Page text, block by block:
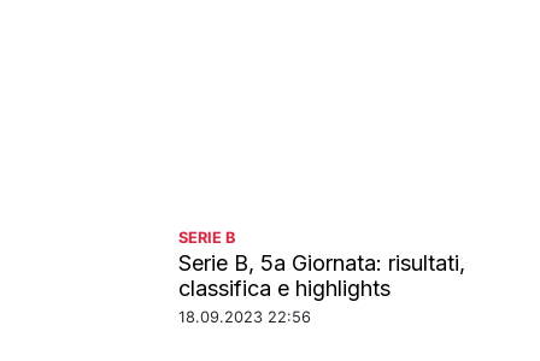
SERIE B
Serie B, 5a Giornata: risultati,
classifica e highlights
18.09.2023 22:56